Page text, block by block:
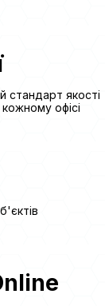
стандарт якості
офісі